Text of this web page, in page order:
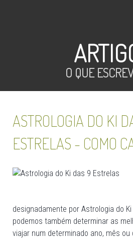
O QUE
ASTROLOGIA DO KI
ESTRELAS - COMO
designadamente por Astrologia do
podemos também determinar as
viajar num determinado ano, mês ou